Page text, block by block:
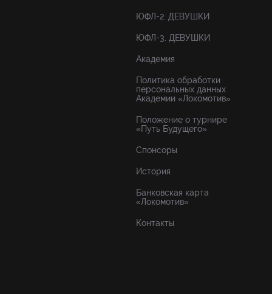
ЮФЛ-2. ДЕВУШКИ
ЮФЛ-3. ДЕВУШКИ
Академия
Политика обработки
персональных данных
Академии «Локомотив»
Положение о турнире
«Путь Будущего»
Спонсоры
История
Банковская карта
«Локомотив»
Контакты